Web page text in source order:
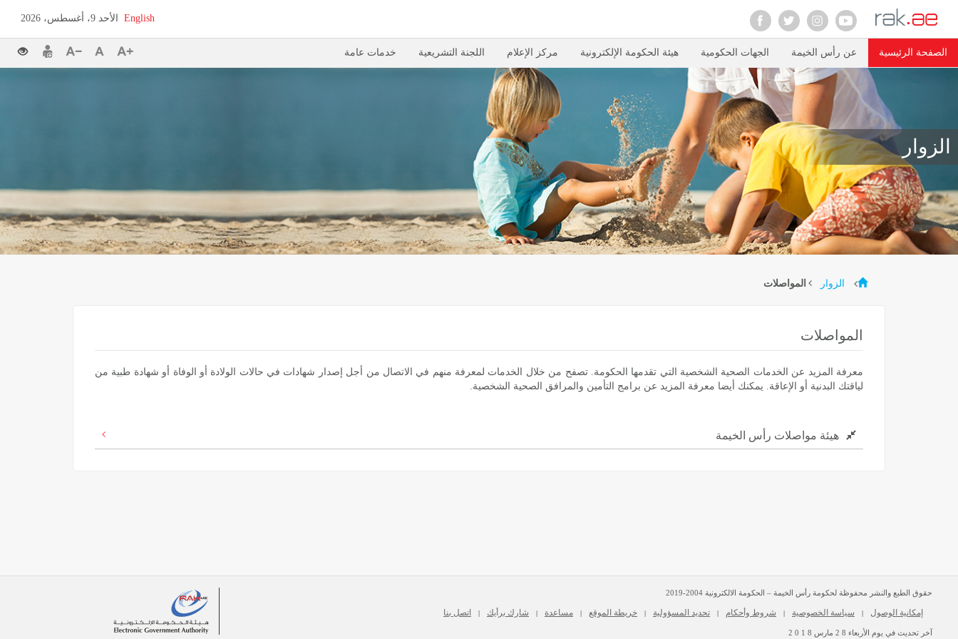
English الأحد 9، أغسطس، 2026
الصفحة الرئيسية عن رأس الخيمة الجهات الحكومية هيئة الحكومة الإلكترونية مركز الإعلام اللجنة التشريعية خدمات عامة
الزوار
الزوار المواصلات
المواصلات
معرفة المزيد عن الخدمات الصحية الشخصية التي تقدمها الحكومة. تصفح من خلال الخدمات لمعرفة منهم في الاتصال من أجل إصدار شهادات في حالات الولادة أو الوفاة أو شهادة طبية من
لياقتك البدنية أو الإعاقة. يمكنك أيضا معرفة المزيد عن برامج التأمين والمرافق الصحية الشخصية.
هيئة مواصلات رأس الخيمة
حقوق الطبع والنشر محفوظة لحكومة رأس الخيمة – الحكومة الالكترونية 2004-2019
إمكانية الوصول | سياسة الخصوصية | شروط وأحكام | تحديد المسؤولية | خريطة الموقع | مساعدة | شارك برأيك | اتصل بنا
2 0 1 8 مارس 2 8 الأربعاء آخر تحديث في يوم